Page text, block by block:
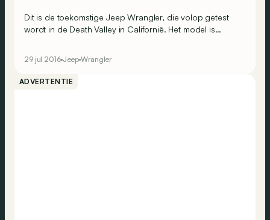
Dit is de toekomstige Jeep Wrangler, die volop getest
wordt in de Death Valley in Californië. Het model is
29 jul 2016 Jeep Wrangler
ADVERTENTIE